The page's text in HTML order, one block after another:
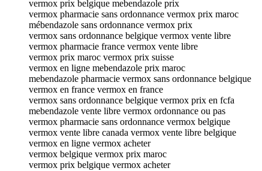
vermox prix belgique mebendazole prix
vermox pharmacie sans ordonnance vermox prix maroc
mébendazole sans ordonnance vermox prix
vermox sans ordonnance belgique vermox vente libre
vermox pharmacie france vermox vente libre
vermox prix maroc vermox prix suisse
vermox en ligne mebendazole prix maroc
mebendazole pharmacie vermox sans ordonnance belgique
vermox en france vermox en france
vermox sans ordonnance belgique vermox prix en fcfa
mebendazole vente libre vermox ordonnance ou pas
vermox pharmacie sans ordonnance vermox belgique
vermox vente libre canada vermox vente libre belgique
vermox en ligne vermox acheter
vermox belgique vermox prix maroc
vermox prix belgique vermox acheter